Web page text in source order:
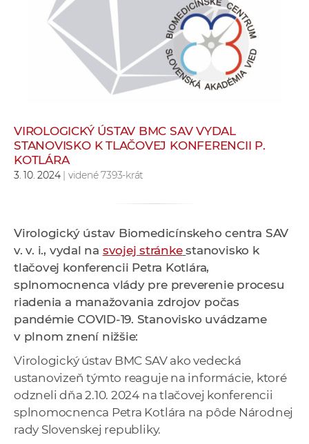
n
c
h
p
a
VIROLOGICKÝ ÚSTAV BMC SAV VYDAL
STANOVISKO K TLAČOVEJ KONFERENCII P.
KOTLÁRA
3. 10. 2024| videné 7393-krát
Virologický ústav Biomedicínskeho centra SAV
v. v. i., vydal na svojej stránke stanovisko k
tlačovej konferencii Petra Kotlára,
splnomocnenca vlády pre preverenie procesu
riadenia a manažovania zdrojov počas
pandémie COVID-19. Stanovisko uvádzame
v plnom znení nižšie:
Virologický ústav BMC SAV ako vedecká
ustanovizeň týmto reaguje na informácie, ktoré
odzneli dňa 2.10. 2024 na tlačovej konferencii
splnomocnenca Petra Kotlára na pôde Národnej
rady Slovenskej republiky.